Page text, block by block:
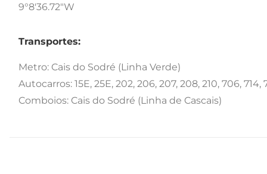
9°8'36.72"W
Transportes:
Metro: Cais do Sodré (Linha Verde)
Autocarros: 15E, 25E, 202, 206, 207, 208, 210, 706, 714,
Comboios: Cais do Sodré (Linha de Cascais)